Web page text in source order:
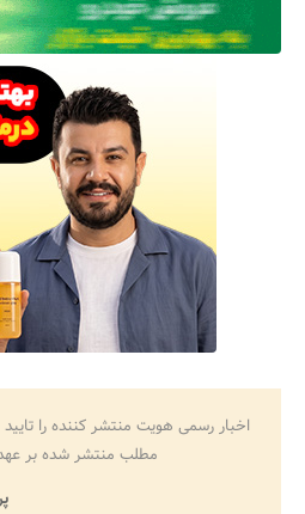
اخبار رسمی هویت منتشر کننده را
مطلب منتشر شده بر